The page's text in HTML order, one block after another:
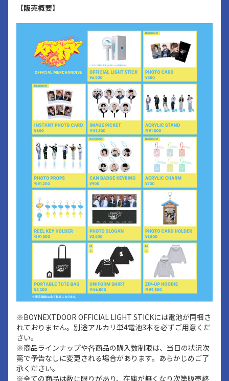
【販売概要】
※BOYNEXTDOOR OFFICIAL LIGHT STICKには電池が同梱さ
れておりません。別途アルカリ単4電池3本を必ずご用意くだ
さい。
※商品ラインナップや各商品の購入数制限は、当日の状況次
第で予告なしに変更される場合があります。あらかじめご了
承ください。
※全ての商品は数に限りがあり、在庫が無くなり次第販売終